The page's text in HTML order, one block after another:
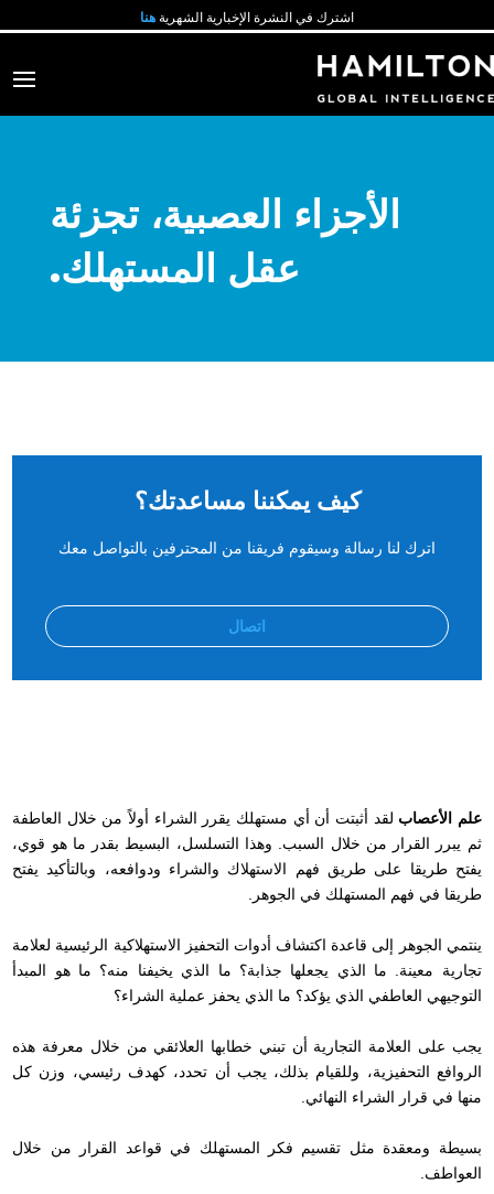
اشترك في النشرة الإخبارية الشهرية هنا
الأجزاء العصبية، تجزئة
عقل المستهلك.
كيف يمكننا مساعدتك؟
اترك لنا رسالة وسيقوم فريقنا من المحترفين بالتواصل معك
اتصال
علم الأعصاب لقد أثبتت أن أي مستهلك يقرر الشراء أولاً من خلال العاطفة
ثم يبرر القرار من خلال السبب. وهذا التسلسل، البسيط بقدر ما هو قوي،
يفتح طريقا على طريق فهم الاستهلاك والشراء ودوافعه، وبالتأكيد يفتح
طريقا في فهم المستهلك في الجوهر.
ينتمي الجوهر إلى قاعدة اكتشاف أدوات التحفيز الاستهلاكية الرئيسية لعلامة
تجارية معينة. ما الذي يجعلها جذابة؟ ما الذي يخيفنا منه؟ ما هو المبدأ
التوجيهي العاطفي الذي يؤكد؟ ما الذي يحفز عملية الشراء؟
يجب على العلامة التجارية أن تبني خطابها العلائقي من خلال معرفة هذه
الروافع التحفيزية، وللقيام بذلك، يجب أن تحدد، كهدف رئيسي، وزن كل
منها في قرار الشراء النهائي.
بسيطة ومعقدة مثل تقسيم فكر المستهلك في قواعد القرار من خلال
العواطف.